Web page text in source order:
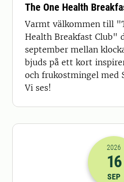
The One Health
Varmt välkommen till
Health Breakfast Club"
september mellan
bjuds på ett kort
och frukostmingel med
Vi ses!
2026
16
SEP